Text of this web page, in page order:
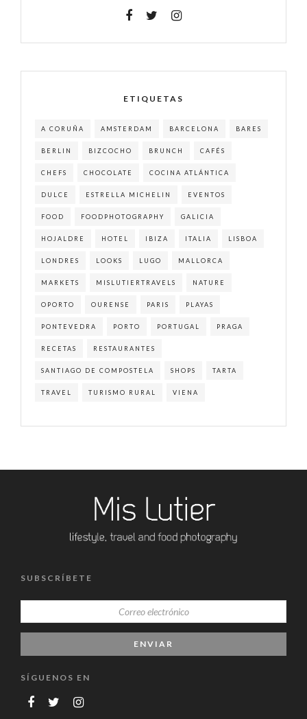
ETIQUETAS
A CORUÑA AMSTERDAM BARCELONA BARES
BERLIN BIZCOCHO BRUNCH CAFÉS
CHEFS CHOCOLATE COCINA ATLÁNTICA
DULCE ESTRELLA MICHELIN EVENTOS
FOOD FOODPHOTOGRAPHY GALICIA
HOJALDRE HOTEL IBIZA ITALIA LISBOA
LONDRES LOOKS LUGO MALLORCA
MARKETS MISLUTIERTRAVELS NATURE
OPORTO OURENSE PARIS PLAYAS
PONTEVEDRA PORTO PORTUGAL PRAGA
RECETAS RESTAURANTES
SANTIAGO DE COMPOSTELA SHOPS TARTA
TRAVEL TURISMO RURAL VIENA
SUBSCRÍBETE
SÍGUENOS EN